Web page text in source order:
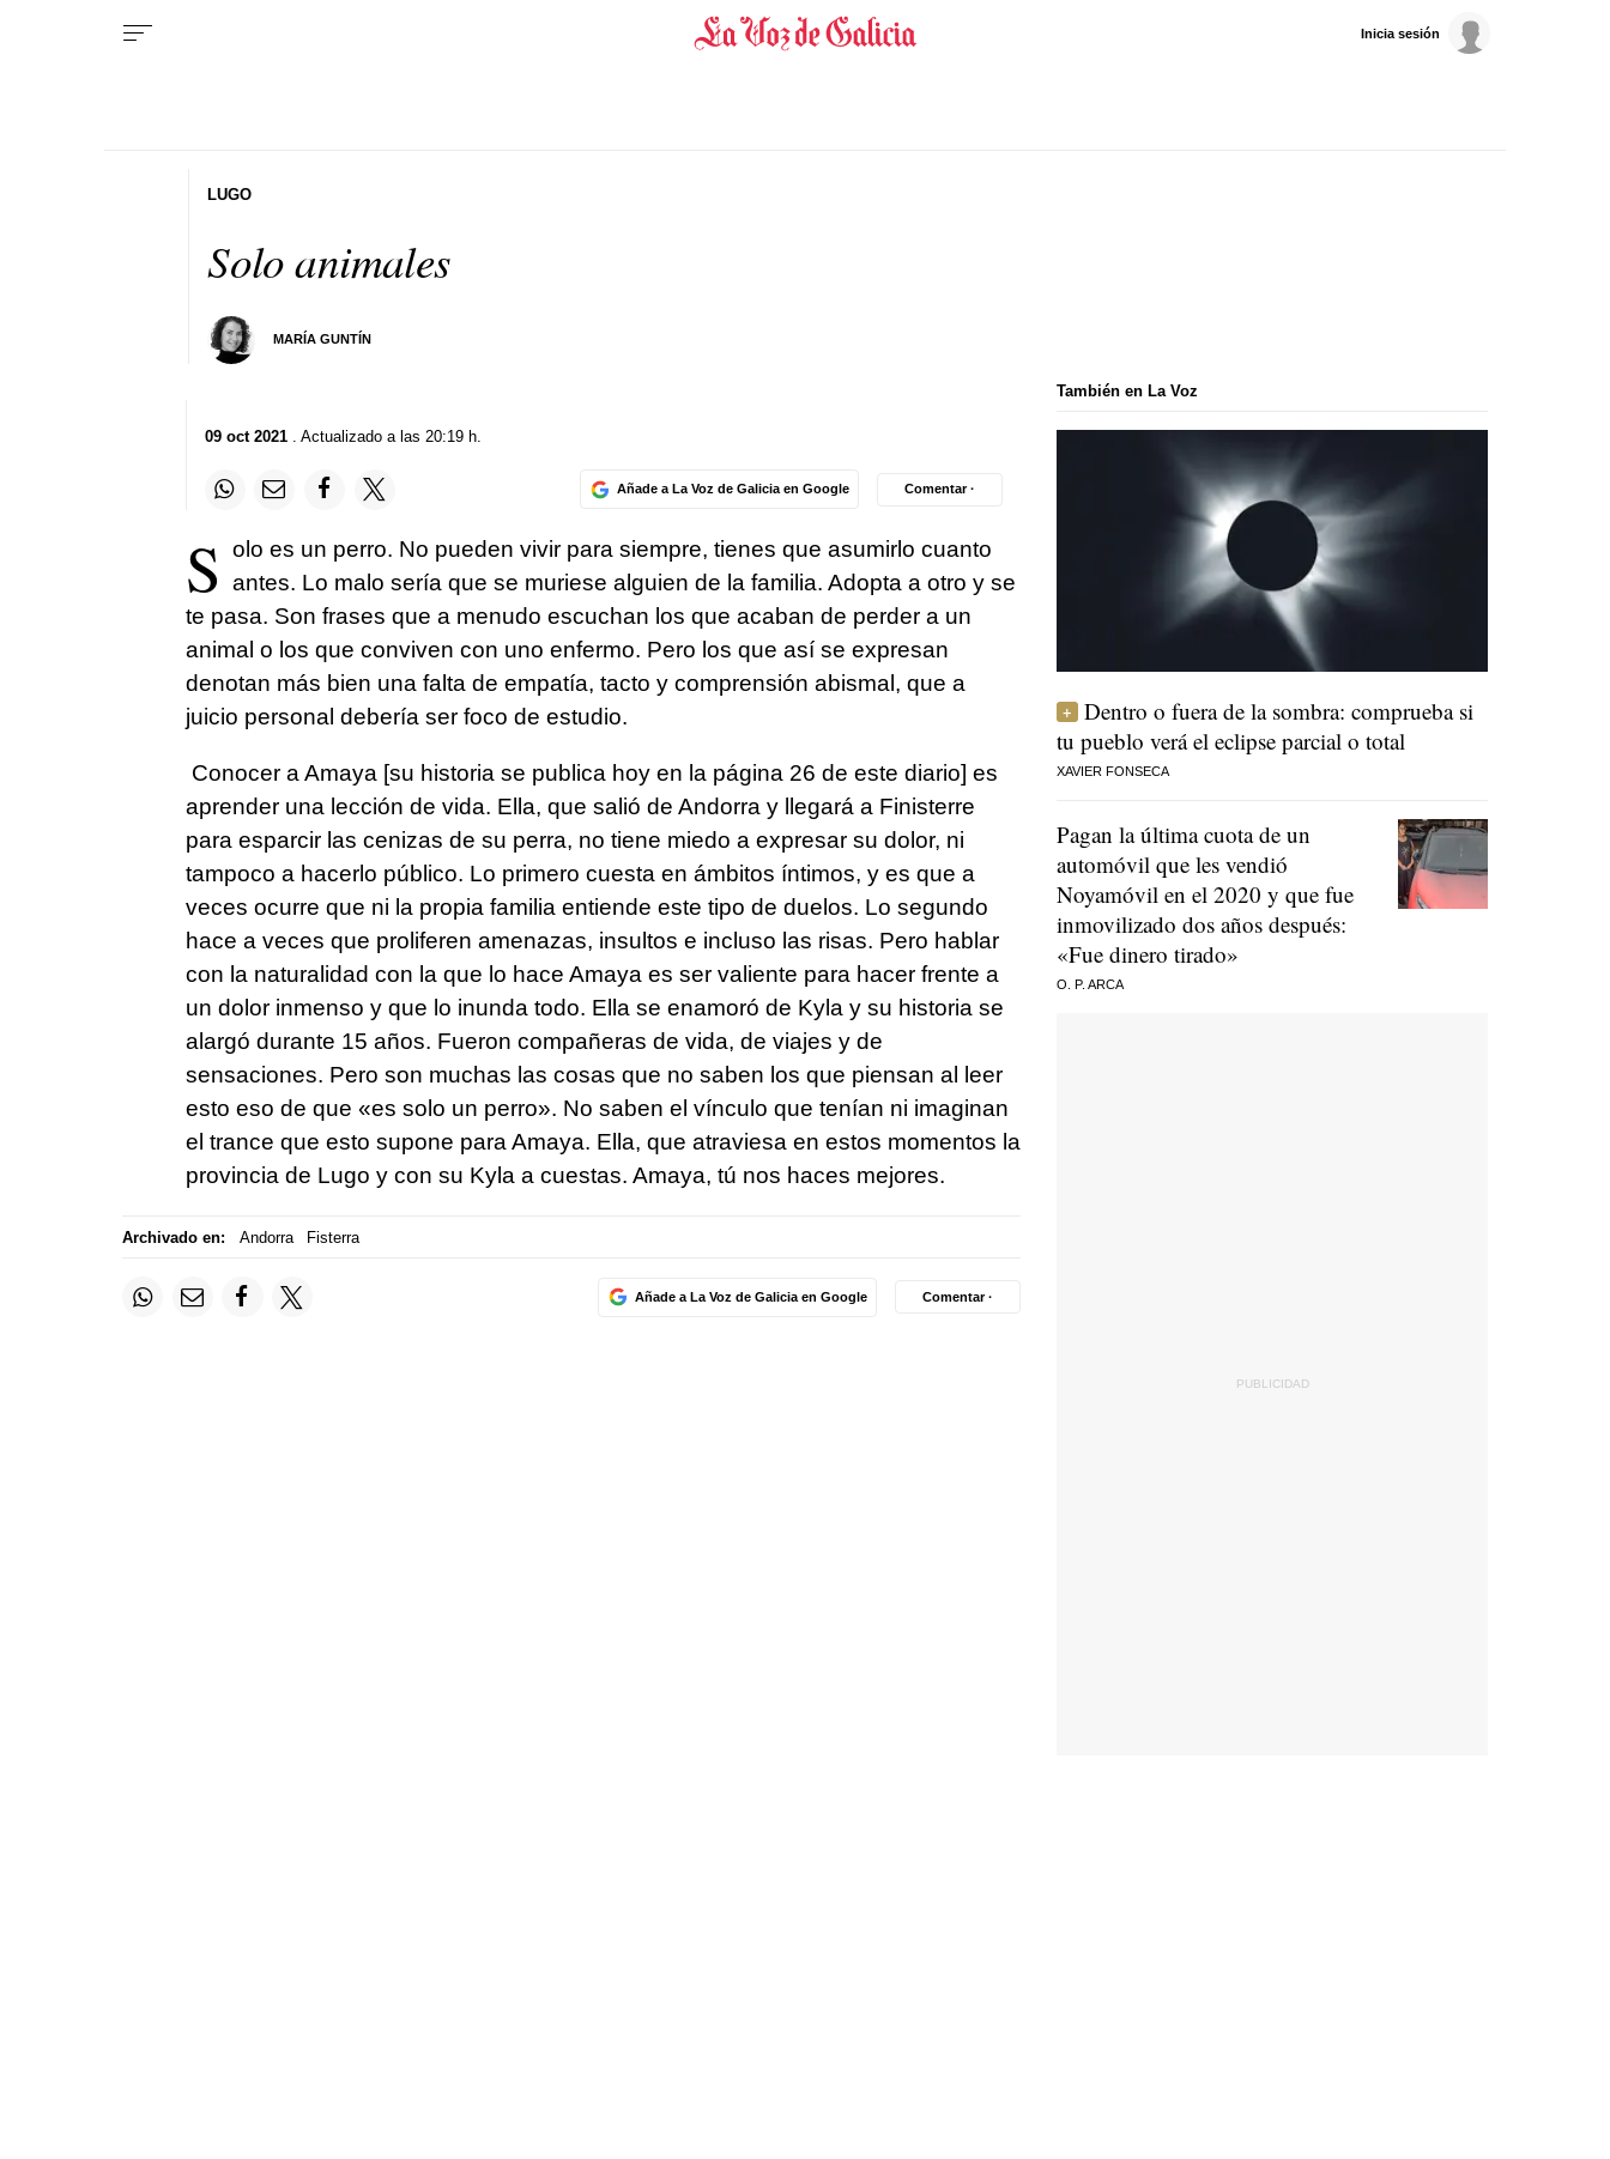
Inicia sesión
Solo animales
MARÍA GUNTÍN
LUGO
09 oct 2021. Actualizado a las 20:19 h.
Añade a La Voz de Galicia en Google Comentar ·
S
olo es un perro. No pueden vivir para siempre, tienes que asumirlo cuanto
antes. Lo malo sería que se muriese alguien de la familia. Adopta a otro y se
te pasa. Son frases que a menudo escuchan los que acaban de perder a un
animal o los que conviven con uno enfermo. Pero los que así se expresan
denotan más bien una falta de empatía, tacto y comprensión abismal, que a
juicio personal debería ser foco de estudio.
Conocer a Amaya [su historia se publica hoy en la página 26 de este diario] es
aprender una lección de vida. Ella, que salió de Andorra y llegará a Finisterre
para esparcir las cenizas de su perra, no tiene miedo a expresar su dolor, ni
tampoco a hacerlo público. Lo primero cuesta en ámbitos íntimos, y es que a
veces ocurre que ni la propia familia entiende este tipo de duelos. Lo segundo
hace a veces que proliferen amenazas, insultos e incluso las risas. Pero hablar
con la naturalidad con la que lo hace Amaya es ser valiente para hacer frente a
un dolor inmenso y que lo inunda todo. Ella se enamoró de Kyla y su historia se
alargó durante 15 años. Fueron compañeras de vida, de viajes y de
sensaciones. Pero son muchas las cosas que no saben los que piensan al leer
esto eso de que «es solo un perro». No saben el vínculo que tenían ni imaginan
el trance que esto supone para Amaya. Ella, que atraviesa en estos momentos la
provincia de Lugo y con su Kyla a cuestas. Amaya, tú nos haces mejores.
Archivado en: Andorra Fisterra
Añade a La Voz de Galicia en Google Comentar ·
También en La Voz
Dentro o fuera de la sombra: comprueba si
tu pueblo verá el eclipse parcial o total
XAVIER FONSECA
Pagan la última cuota de un
automóvil que les vendió
Noyamóvil en el 2020 y que fue
inmovilizado dos años después:
«Fue dinero tirado»
O. P. ARCA